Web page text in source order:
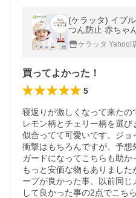
(ケラッタ) イブ
つん防止 赤ちゃ
ドガード あたま
ケラッタ Yahoo!
買ってよかった！
5
寝返りが激しくなって来たの
レモン柄とチェリー柄を選
似合ってて可愛いです。ジ
衝撃はもちろんですが、予想
ガードになってこちらも助か
もっと安価な物もありまし
ープが良かった事、以前同じ
して良かった事の2点でこち